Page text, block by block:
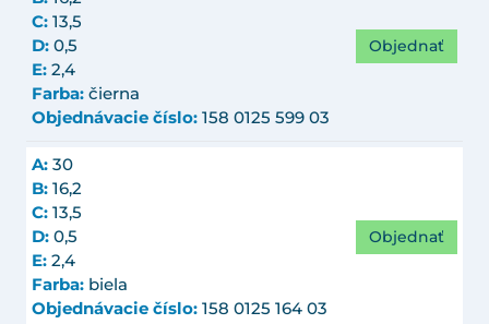
C: 13,5
D: 0,5
E: 2,4
Farba: čierna
Objednávacie číslo: 158 0125 599 03
Objednať
A: 30
B: 16,2
C: 13,5
D: 0,5
E: 2,4
Farba: biela
Objednávacie číslo: 158 0125 164 03
Objednať